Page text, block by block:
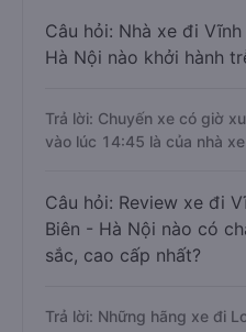
Câu hỏi: Nhà xe đi
Hà Nội nào khởi hành
Trả lời: Chuyến xe có giờ
vào lúc 14:45 là của nhà
Câu hỏi: Review xe đi
Biên - Hà Nội nào có
sắc, cao cấp nhất?
Trả lời: Những hãng xe đi